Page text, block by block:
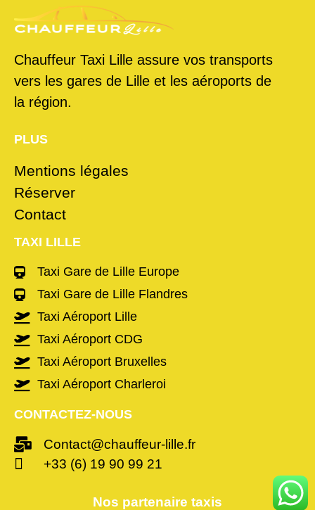
Chauffeur Taxi Lille assure vos transports
vers les gares de Lille et les aéroports de
la région.
PLUS
Mentions légales
Réserver
Contact
TAXI LILLE
Taxi Gare de Lille Europe
Taxi Gare de Lille Flandres
Taxi Aéroport Lille
Taxi Aéroport CDG
Taxi Aéroport Bruxelles
Taxi Aéroport Charleroi
CONTACTEZ-NOUS
Contact@chauffeur-lille.fr
+33 (6) 19 90 99 21
Nos partenaire taxis